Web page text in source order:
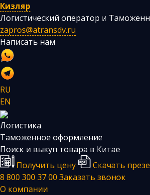
Кизляр
Логистический оператор и
zapros@atransdv.ru
Написать нам
RU
EN
Логистика
Таможенное оформление
Поиск и выкуп товара в Китае
Получить цену
Скачать
8 800 300 37 00 Заказать звонок
О компании